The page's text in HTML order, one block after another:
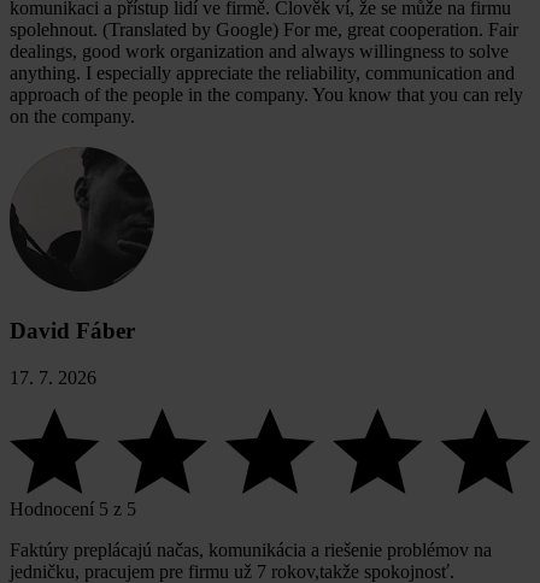
komunikaci a přístup lidí ve firmě. Člověk ví, že se může na firmu
spolehnout. (Translated by Google) For me, great cooperation. Fair
dealings, good work organization and always willingness to solve
anything. I especially appreciate the reliability, communication and
approach of the people in the company. You know that you can rely
on the company.
David Fáber
17. 7. 2026
Hodnocení 5 z 5
Faktúry preplácajú načas, komunikácia a riešenie problémov na
jedničku, pracujem pre firmu už 7 rokov,takže spokojnosť.